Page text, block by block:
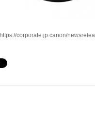
https://corporate.jp.canon/